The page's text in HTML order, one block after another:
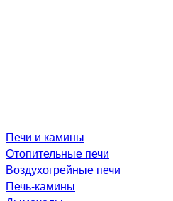
Печи и камины
Отопительные печи
Воздухогрейные печи
Печь-камины